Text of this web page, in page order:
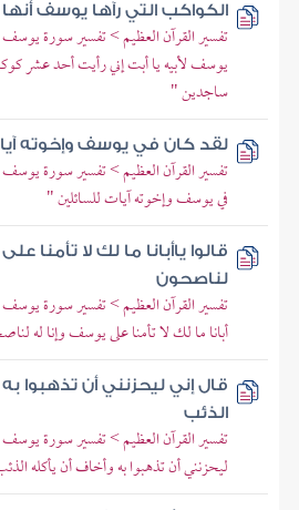
الكواكب التي رآها يوسف
تفسير القرآن العظيم > تفسير سورة
يوسف لأبيه يا أبت إني رأيت أحد عشر
ساجدين "
لقد كان في يوسف وإخوته
تفسير القرآن العظيم > تفسير سورة
في يوسف وإخوته آيات للسائلين "
قالوا ياأبانا ما لك لا تأمنا
لناصحون
تفسير القرآن العظيم > تفسير سورة يوسف
أبانا ما لك لا تأمنا على يوسف وإنا له
قال إني ليحزنني أن تذهبوا
الذئب
تفسير القرآن العظيم > تفسير سورة يوسف
ليحزنني أن تذهبوا به وأخاف أن يأكله